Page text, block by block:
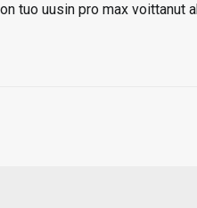
tuo uusin pro max voittanut